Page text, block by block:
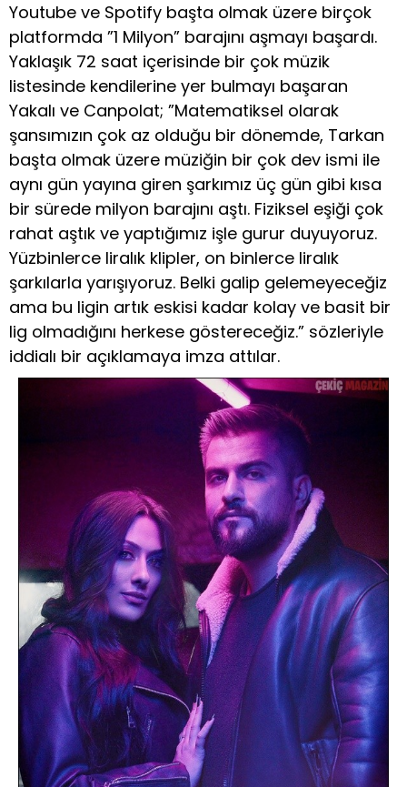
Youtube ve Spotify başta olmak üzere birçok
platformda ”1 Milyon” barajını aşmayı başardı.
Yaklaşık 72 saat içerisinde bir çok müzik
listesinde kendilerine yer bulmayı başaran
Yakalı ve Canpolat; ”Matematiksel olarak
şansımızın çok az olduğu bir dönemde, Tarkan
başta olmak üzere müziğin bir çok dev ismi ile
aynı gün yayına giren şarkımız üç gün gibi kısa
bir sürede milyon barajını aştı. Fiziksel eşiği çok
rahat aştık ve yaptığımız işle gurur duyuyoruz.
Yüzbinlerce liralık klipler, on binlerce liralık
şarkılarla yarışıyoruz. Belki galip gelemeyeceğiz
ama bu ligin artık eskisi kadar kolay ve basit bir
lig olmadığını herkese göstereceğiz.” sözleriyle
iddialı bir açıklamaya imza attılar.